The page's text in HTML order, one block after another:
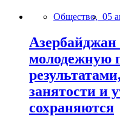
Общество, 05
Азербайджан
молодежную
занятости и
сохраняются